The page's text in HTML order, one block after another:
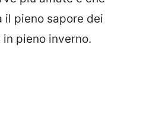
il pieno sapore dei
pieno inverno.